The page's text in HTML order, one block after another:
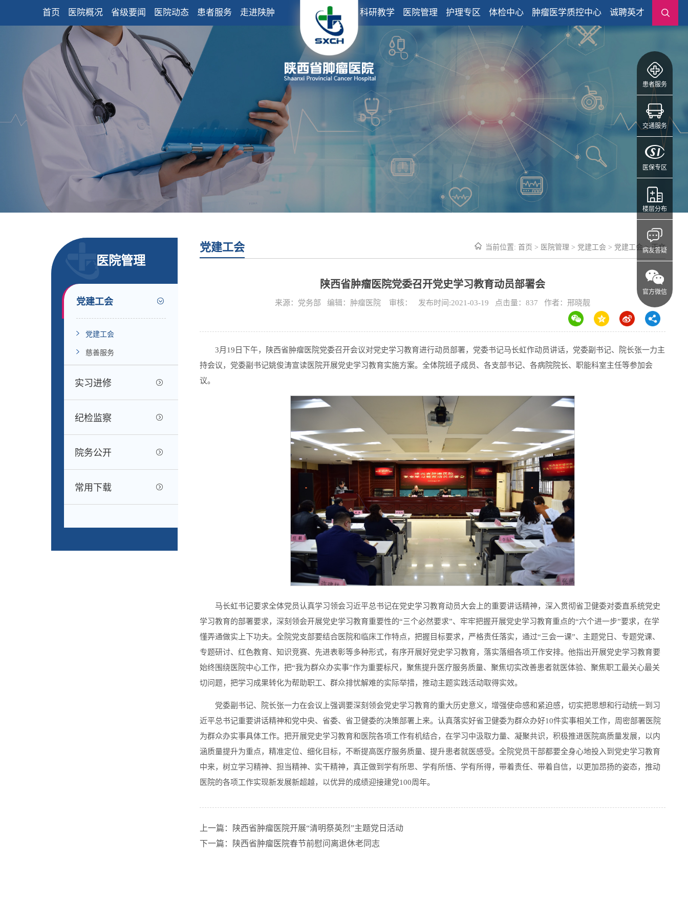
患者服务
交通服务
医保专区
楼层分布
病友答疑
官方微信
首页 医院概况 省级要闻 医院动态 患者服务 走进陕肿 科研教学 医院管理 护理专区 体检中心 肿瘤医学质控中心 诚聘英才
医院管理
党建工会
党建工会
慈善服务
实习进修
纪检监察
院务公开
常用下载
党建工会 当前位置: 首页 > 医院管理 > 党建工会 > 党建工会> 正文
陕西省肿瘤医院党委召开党史学习教育动员部署会
来源：党务部 编辑：肿瘤医院 审核： 发布时间:2021-03-19 点击量： 837 作者：邢晓靓
3月19日下午，陕西省肿瘤医院党委召开会议对党史学习教育进行动员部署，党委书记马长虹作动员讲话，党委副书记、院长张一力主
持会议，党委副书记姚俊涛宣读医院开展党史学习教育实施方案。全体院班子成员、各支部书记、各病院院长、职能科室主任等参加会
议。
马长虹书记要求全体党员认真学习领会习近平总书记在党史学习教育动员大会上的重要讲话精神，深入贯彻省卫健委对委直系统党史
学习教育的部署要求，深刻领会开展党史学习教育重要性的“三个必然要求”、牢牢把握开展党史学习教育重点的“六个进一步”要求，在学
懂弄通做实上下功夫。全院党支部要结合医院和临床工作特点，把握目标要求，严格责任落实，通过“三会一课”、主题党日、专题党课、
专题研讨、红色教育、知识竞赛、先进表彰等多种形式，有序开展好党史学习教育，落实落细各项工作安排。他指出开展党史学习教育要
始终围绕医院中心工作，把“我为群众办实事”作为重要标尺，聚焦提升医疗服务质量、聚焦切实改善患者就医体验、聚焦职工最关心最关
切问题，把学习成果转化为帮助职工、群众排忧解难的实际举措，推动主题实践活动取得实效。
党委副书记、院长张一力在会议上强调要深刻领会党史学习教育的重大历史意义，增强使命感和紧迫感，切实把思想和行动统一到习
近平总书记重要讲话精神和党中央、省委、省卫健委的决策部署上来。认真落实好省卫健委为群众办好10件实事相关工作，周密部署医院
为群众办实事具体工作。把开展党史学习教育和医院各项工作有机结合，在学习中汲取力量、凝聚共识，积极推进医院高质量发展，以内
涵质量提升为重点，精准定位、细化目标，不断提高医疗服务质量、提升患者就医感受。全院党员干部都要全身心地投入到党史学习教育
中来，树立学习精神、担当精神、实干精神，真正做到学有所思、学有所悟、学有所得，带着责任、带着自信，以更加昂扬的姿态，推动
医院的各项工作实现新发展新超越，以优异的成绩迎接建党100周年。
上一篇：陕西省肿瘤医院开展“清明祭英烈”主题党日活动
下一篇：陕西省肿瘤医院春节前慰问离退休老同志